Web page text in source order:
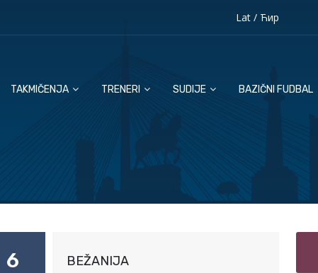
Lat/ Ћир
TAKMIČENJA TRENERI SUDIJE BAZIČNI FUDBAL
6 BEŽANIJA